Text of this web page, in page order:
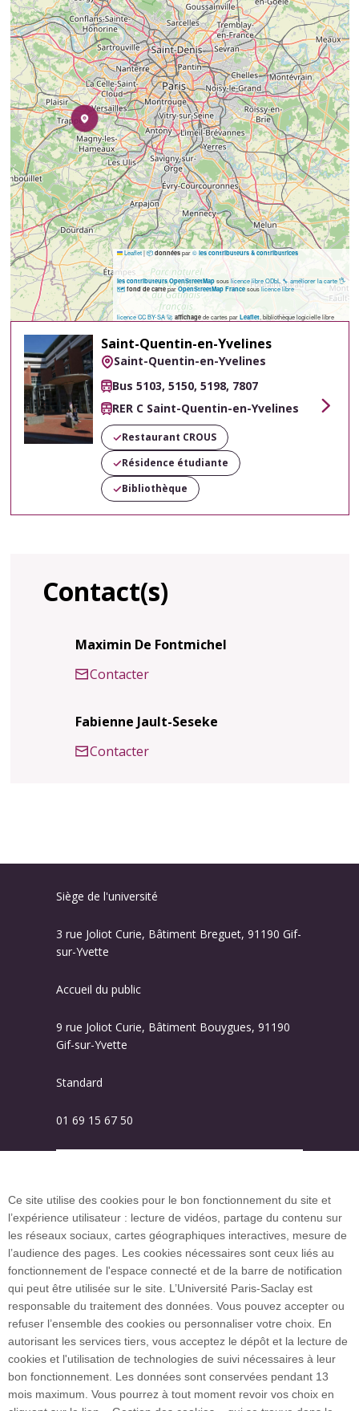
Leaflet|📦 données par© les contributeurs & contributrices
les contributeurs OpenStreetMapsouslicence libre ODbL 🔧 améliorer la carte 🖐️
🗺️ fond de carteparOpenStreetMap Francesouslicence libre
licence CC BY-SA 🚀 affichagede cartes par Leaflet, bibliothèque logicielle libre
Saint-Quentin-en-Yvelines
Saint-Quentin-en-Yvelines
Bus 5103, 5150, 5198, 7807
RER C Saint-Quentin-en-Yvelines
Voir
Restaurant CROUS
Résidence étudiante
Bibliothèque
Contact(s)
Maximin De Fontmichel
Contacter
Fabienne Jault-Seseke
Contacter
Siège de l'université
3 rue Joliot Curie, Bâtiment Breguet, 91190 Gif-
sur-Yvette
Accueil du public
9 rue Joliot Curie, Bâtiment Bouygues, 91190
Gif-sur-Yvette
Standard
01 69 15 67 50
Plan du site
Investissement d’avenir (CGI)
Accueil des publics internationaux
L’Université Paris-Saclay coordonne l'Alliance
Ce site utilise des cookies pour le bon fonctionnement du site et
l’expérience utilisateur : lecture de vidéos, partage du contenu sur
les réseaux sociaux, cartes géographiques interactives, mesure de
l’audience des pages. Les cookies nécessaires sont ceux liés au
fonctionnement de l'espace connecté et de la barre de notification
qui peut être utilisée sur le site. L’Université Paris-Saclay est
responsable du traitement des données. Vous pouvez accepter ou
refuser l’ensemble des cookies ou personnaliser votre choix. En
autorisant les services tiers, vous acceptez le dépôt et la lecture de
cookies et l'utilisation de technologies de suivi nécessaires à leur
bon fonctionnement. Les données sont conservées pendant 13
mois maximum. Vous pourrez à tout moment revoir vos choix en